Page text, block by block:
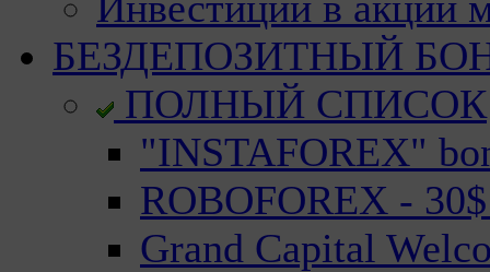
БЕЗДЕПОЗИТНЫЙ
ПОЛНЫЙ СПИСОК
"INSTAFOREX"
ROBOFOREX -
Grand Capital